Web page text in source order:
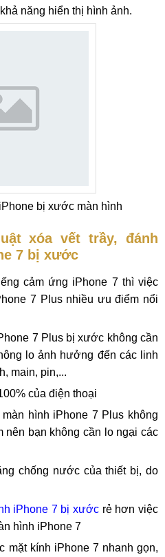
năng hiển thị hình ảnh.
bị xước màn hình
xóa vết trầy, đánh
7 bị xước
cảm ứng iPhone 7 thì việc
7 Plus nhiều ưu điểm nổi
7 Plus bị xước không cần
lo ảnh hưởng đến các linh
main, pin,...
của điện thoại
hình iPhone 7 Plus không
nên bạn không cần lo ngại các
chống nước của thiết bị, do
iPhone 7 bị xước rẻ hơn việc
hình iPhone 7
mặt kính iPhone 7 nhanh gọn,